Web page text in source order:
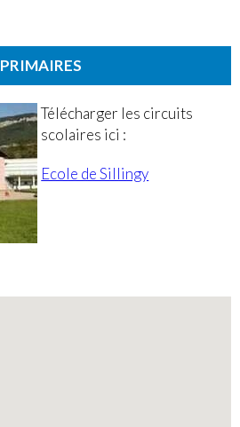
PRIMAIRES
Télécharger les circuits
scolaires ici :
Ecole de Sillingy